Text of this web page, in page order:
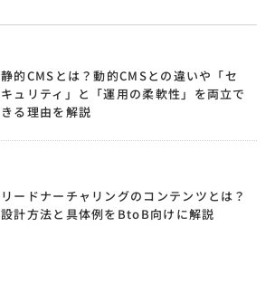
静的CMSとは？動的CMSとの違いや「セ
キュリティ」と「運用の柔軟性」を両立で
きる理由を解説
リードナーチャリングのコンテンツとは？
設計方法と具体例をBtoB向けに解説